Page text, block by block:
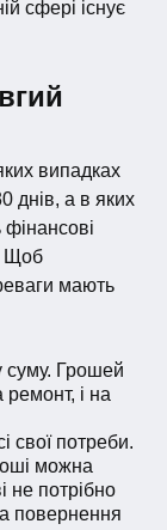
сфері існує
випадках
днів, а в яких
Щоб
мають
суму. Грошей
ремонт, і на
свої потреби.
можна
не потрібно
повернення